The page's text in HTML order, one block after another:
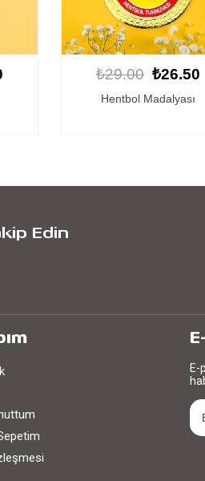
₺29.00 ₺26.50
Kişiye Özel Hentbol
Edin
E-